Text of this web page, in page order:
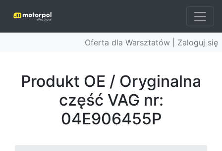
Oferta dla Warsztatów | Zaloguj się
Produkt OE / Oryginalna
część VAG nr:
04E906455P